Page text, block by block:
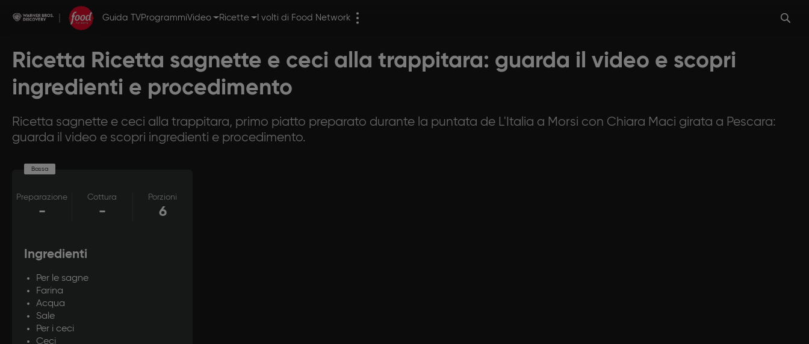
Guida TVProgrammiVideo Ricette I volti di Food Network
Ricetta Ricetta sagnette e ceci alla trappitara: guarda il video e scopri
ingredienti e procedimento
Ricetta sagnette e ceci alla trappitara, primo piatto preparato durante la puntata de L'Italia a Morsi con Chiara Maci girata a Pescara:
guarda il video e scopri ingredienti e procedimento.
Bassa
Preparazione
-
Cottura
-
Porzioni
6
Ingredienti
Per le sagne
Farina
Acqua
Sale
Per i ceci
Ceci